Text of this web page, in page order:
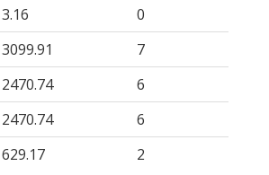
3.16
0
3099.91
7
2470.74
6
2470.74
6
629.17 2